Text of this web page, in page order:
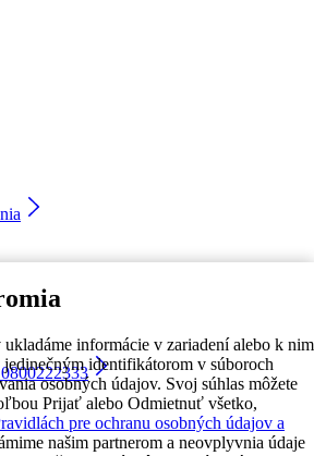
informácie v zariadení alebo k nim
identifikátorom v súboroch
osobných údajov. Svoj súhlas môžete
Prijať alebo Odmietnuť všetko,
pre ochranu osobných údajov a
našim partnerom a neovplyvnia údaje